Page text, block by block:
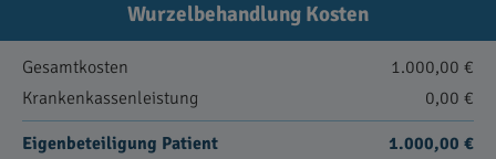
Wurzelbehandlung Kosten
Gesamtkosten
1.000,00 €
Krankenkassenleistung
0,00 €
Eigenbeteiligung Patient 1.000,00 €